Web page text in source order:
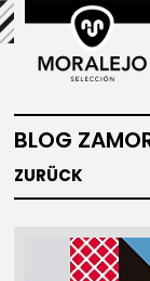
BLOG
ZURÜCK